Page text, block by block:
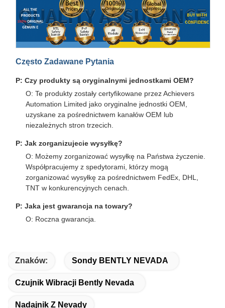
Często Zadawane Pytania
P: Czy produkty są oryginalnymi jednostkami OEM?
O: Te produkty zostały certyfikowane przez Achievers
Automation Limited jako oryginalne jednostki OEM,
uzyskane za pośrednictwem kanałów OEM lub
niezależnych stron trzecich.
P: Jak zorganizujecie wysyłkę?
O: Możemy zorganizować wysyłkę na Państwa życzenie.
Współpracujemy z spedytorami, którzy mogą
zorganizować wysyłkę za pośrednictwem FedEx, DHL,
TNT w konkurencyjnych cenach.
P: Jaka jest gwarancja na towary?
O: Roczna gwarancja.
Znaków: Sondy BENTLY NEVADA
Czujnik Wibracji Bently Nevada
Nadajnik Z Nevady